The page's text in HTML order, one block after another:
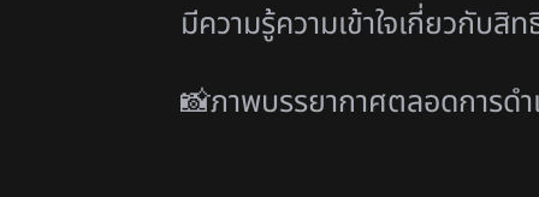
มีความรู้ความเข้าใจเกี่ยวกับ
📸ภาพบรรยากาศตลอดการดำ